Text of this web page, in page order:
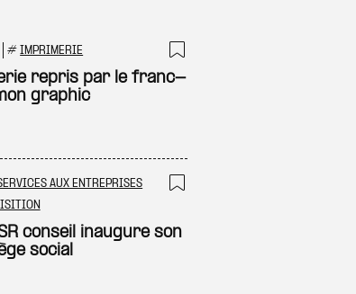
sélection
#IMPRIMERIE
Ajouter à ma
repris par le franc-
graphic
sélection
AUX ENTREPRISES
conseil inaugure son
social